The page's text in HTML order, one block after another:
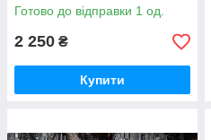
Готово до відправки 1 од.
2 250 ₴
Купити